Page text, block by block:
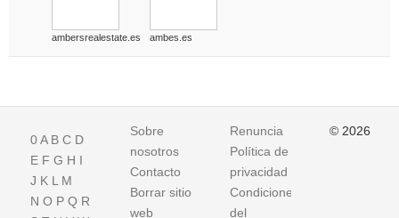
ambersrealestate.es ambes.es
0A B C D
E F G H I
J K L M
N O P Q R
Sobre
nosotros
Contacto
Borrar sitio
web
Renuncia
Política de
privacidad
Condiciones
del
© 2026